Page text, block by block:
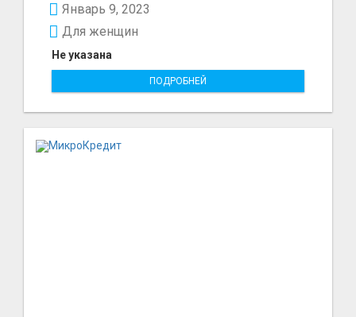
Январь 9, 2023
Не указана
Для женщин
ПОДРОБНЕЙ